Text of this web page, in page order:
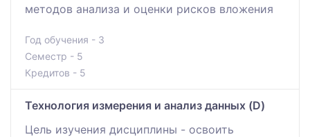
методов анализа и оценки рисков вложения
Год обучения - 3
Семестр - 5
Кредитов - 5
Технология измерения и анализ данных (D)
Цель изучения дисциплины - освоить